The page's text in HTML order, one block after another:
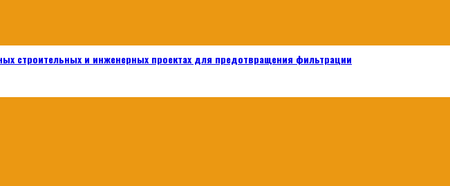
строительных и инженерных проектах для предотвращения фильтрации